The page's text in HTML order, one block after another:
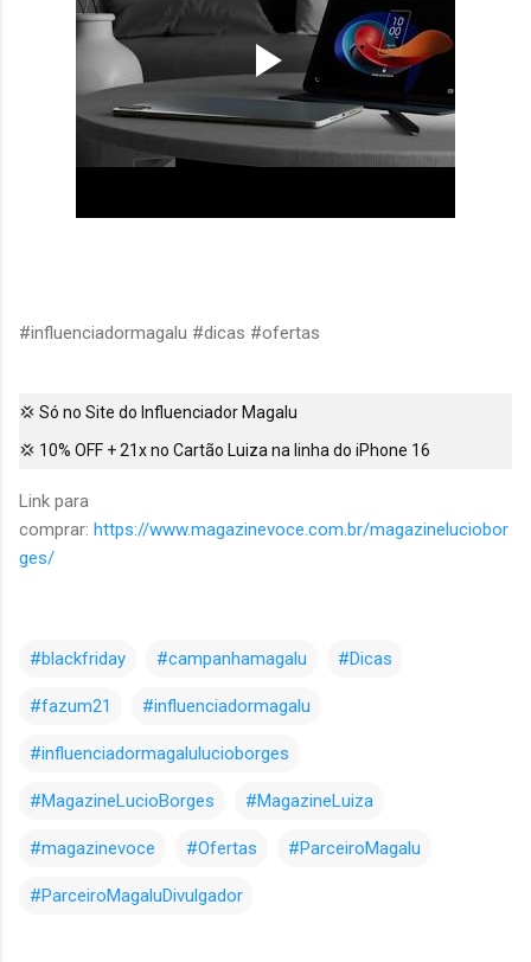
#influenciadormagalu #dicas #ofertas
💢 Só no Site do Influenciador Magalu
💢 10% OFF + 21x no Cartão Luiza na linha do iPhone 16
Link para
comprar: https://www.magazinevoce.com.br/magazineluciobor
ges/
#blackfriday #campanhamagalu #Dicas
#fazum21 #influenciadormagalu
#influenciadormagalulucioborges
#MagazineLucioBorges #MagazineLuiza
#magazinevoce #Ofertas #ParceiroMagalu
#ParceiroMagaluDivulgador